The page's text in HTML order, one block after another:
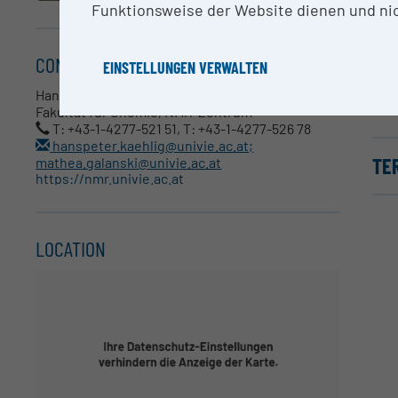
CONTACT
Hanspeter Kählig, Mathea Galanski
Fakultät für Chemie, NMR-Zentrum
T: +43-1-4277-521 51, T: +43-1-4277-526 78
hanspeter.kaehlig@univie.ac.at;
mathea.galanski@univie.ac.at
https://nmr.univie.ac.at
LOCATION
Funktionsweise der Website dienen und
EINSTELLUNGEN VERWALTEN